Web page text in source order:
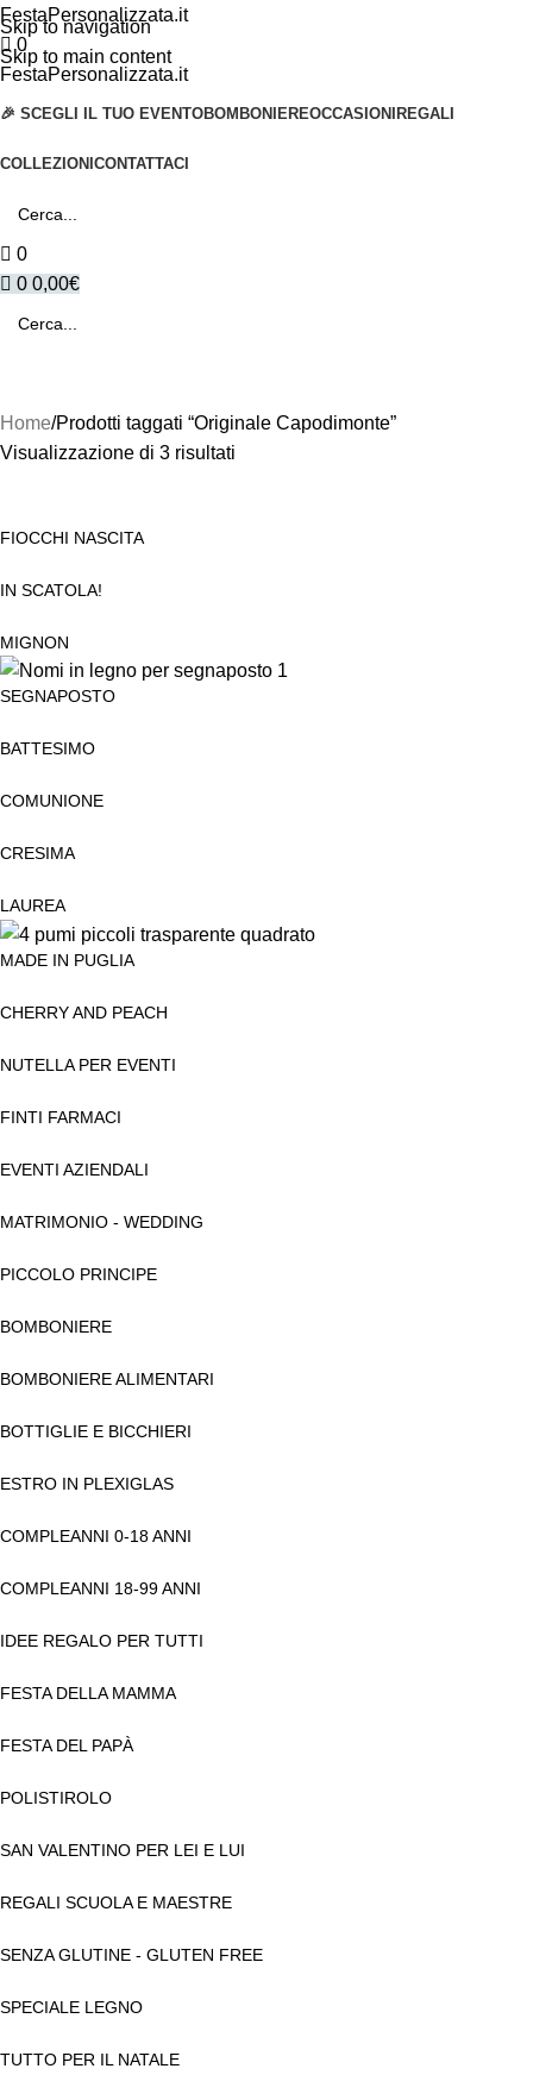
Skip to navigation
Skip to main content
FestaPersonalizzata.it
0
FestaPersonalizzata.it
🎉 SCEGLI IL TUO EVENTOBOMBONIEREOCCASIONI REGALI
COLLEZIONI CONTATTACI
0
0 0,00€
Home Prodotti taggati “Originale Capodimonte”
Visualizzazione di 3 risultati
FIOCCHI NASCITA
IN SCATOLA!
MIGNON
SEGNAPOSTO
BATTESIMO
COMUNIONE
CRESIMA
LAUREA
MADE IN PUGLIA
CHERRY AND PEACH
NUTELLA PER EVENTI
FINTI FARMACI
EVENTI AZIENDALI
MATRIMONIO - WEDDING
PICCOLO PRINCIPE
BOMBONIERE
BOMBONIERE ALIMENTARI
BOTTIGLIE E BICCHIERI
ESTRO IN PLEXIGLAS
COMPLEANNI 0-18 ANNI
COMPLEANNI 18-99 ANNI
IDEE REGALO PER TUTTI
FESTA DELLA MAMMA
FESTA DEL PAPÀ
POLISTIROLO
SAN VALENTINO PER LEI E LUI
REGALI SCUOLA E MAESTRE
SENZA GLUTINE - GLUTEN FREE
SPECIALE LEGNO
TUTTO PER IL NATALE